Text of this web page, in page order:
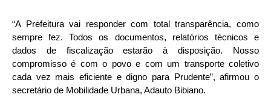
“A Prefeitura vai responder com total transparência, como
sempre fez. Todos os documentos, relatórios técnicos e
dados de fiscalização estarão à disposição. Nosso
compromisso é com o povo e com um transporte coletivo
cada vez mais eficiente e digno para Prudente”, afirmou o
secretário de Mobilidade Urbana, Adauto Bibiano.